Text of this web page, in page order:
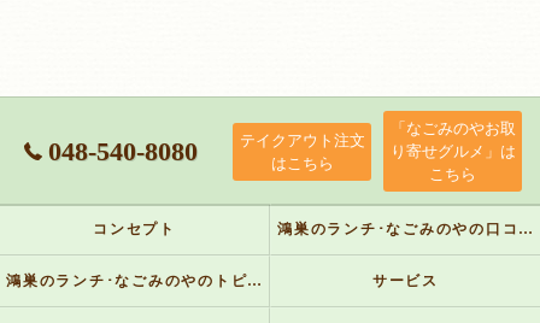
048-540-8080
テイクアウト注文
はこちら
「なごみのやお取
り寄せグルメ」は
こちら
コンセプト 鴻巣のランチ･なごみのやの口コミ情報
鴻巣のランチ･なごみのやのトピックス サービス